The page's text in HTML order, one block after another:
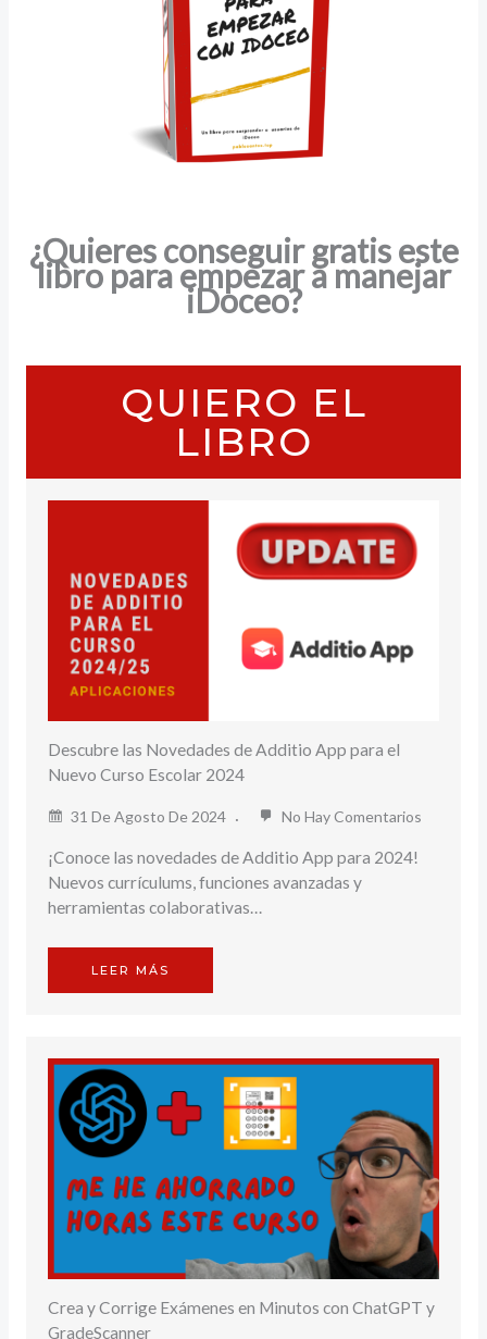
¿Quieres conseguir gratis este
libro para empezar a manejar
iDoceo?
QUIERO EL
LIBRO
Descubre las Novedades de Additio App para el
Nuevo Curso Escolar 2024
31 De Agosto De 2024 No Hay Comentarios
¡Conoce las novedades de Additio App para 2024!
Nuevos currículums, funciones avanzadas y
herramientas colaborativas…
LEER MÁS
Crea y Corrige Exámenes en Minutos con ChatGPT y
GradeScanner